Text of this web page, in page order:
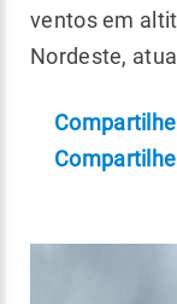
ventos em
Nordeste,